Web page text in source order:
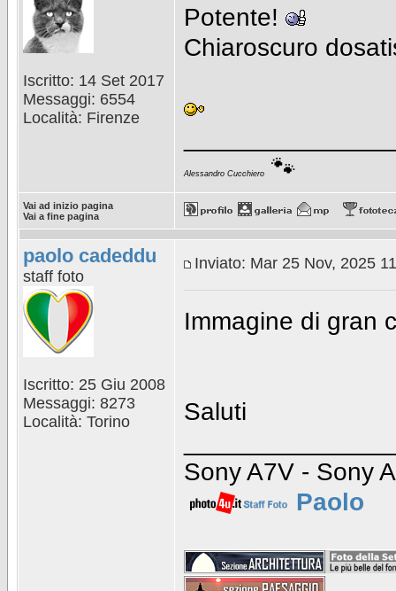
Iscritto: 14 Set 2017
Messaggi: 6554
Località: Firenze
Potente!
Chiaroscuro
Alessandro Cucchiero 🐾
Vai ad inizio pagina
Vai a fine pagina
paolo cadeddu
staff foto
Iscritto: 25 Giu 2008
Messaggi: 8273
Località: Torino
Inviato: Mar 25 Nov, 2025
Immagine di gran
Saluti
Sony A7V - Sony
Paolo